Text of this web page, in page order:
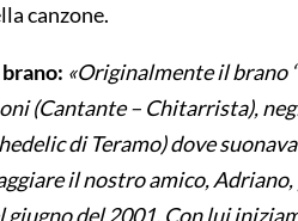
canzone.
«Originalmente il brano
(Cantante – Chitarrista),
di Teramo) dove
il nostro amico,
del 2001. Con lui